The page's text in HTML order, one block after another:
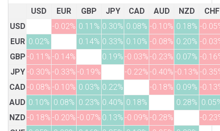
USD EUR GBP JPY CAD AUD NZD
CHF
USD
-0.02% 0.11% 0.30% 0.08% -0.10% 0.18% -
EUR 0.02% 0.14% 0.33% 0.10% -0.08% 0.20% -
GBP -0.11% -0.14% 0.19% -0.03% -0.23% 0.07% -
JPY -0.30% -0.33% -0.19% -0.22% -0.40% -0.13% -
CAD -0.08% -0.10% 0.03% 0.22% -0.18% 0.09% -
AUD 0.10% 0.08% 0.23% 0.40% 0.18% 0.28%
NZD -0.18% -0.20% -0.07% 0.13% -0.09% -0.28%
-